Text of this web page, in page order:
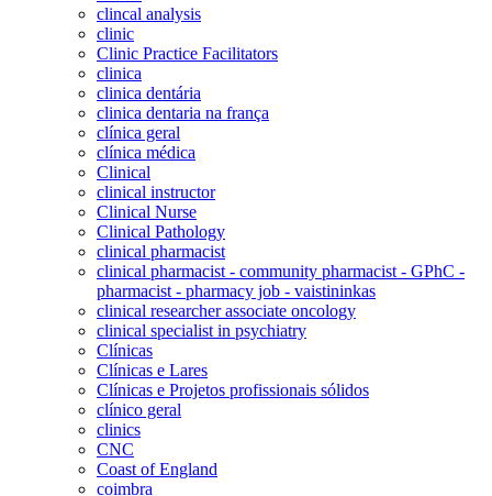
clincal analysis
clinic
Clinic Practice Facilitators
clinica
clinica dentária
clinica dentaria na frança
clínica geral
clínica médica
Clinical
clinical instructor
Clinical Nurse
Clinical Pathology
clinical pharmacist
clinical pharmacist - community pharmacist - GPhC -
pharmacist - pharmacy job - vaistininkas
clinical researcher associate oncology
clinical specialist in psychiatry
Clínicas
Clínicas e Lares
Clínicas e Projetos profissionais sólidos
clínico geral
clinics
CNC
Coast of England
coimbra